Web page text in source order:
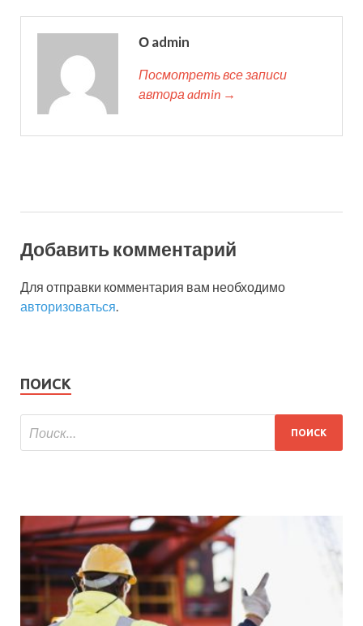
О admin
Посмотреть все записи
автора admin →
Добавить комментарий
Для отправки комментария вам необходимо
авторизоваться.
ПОИСК